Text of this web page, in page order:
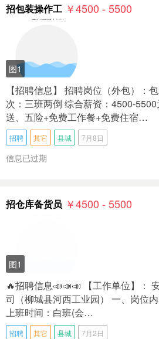
招包装操作工 ￥4500 - 5500
图1
【招聘信息】 招聘岗位（外包）：
次：三班两倒 综合薪资：4500-
送、五险+免费工作餐+免费住宿…
招聘 其它 县城 7月8日
信息已过期
招仓库备货员 ￥4500 - 5500
图1
🔥招聘信息📣📣📣 【工作单位】：
司（柳城县河西工业园） 一、岗位
上班时间：白班(会…
招聘 其它 县城 7月2日